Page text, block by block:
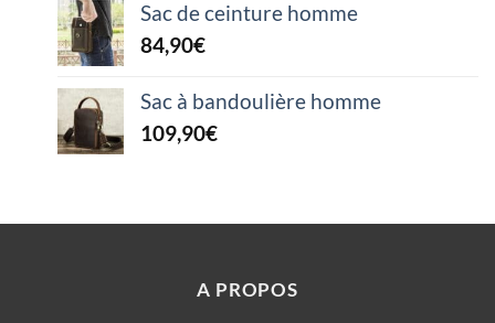
Sac de ceinture homme
84,90€
Sac à bandoulière homme
109,90€
A PROPOS